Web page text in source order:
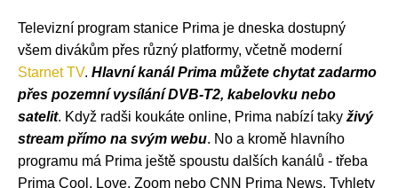
Televizní program stanice Prima je dneska dostupný
všem divákům přes různý platformy, včetně moderní
Starnet TV. Hlavní kanál Prima můžete chytat zadarmo
přes pozemní vysílání DVB-T2, kabelovku nebo
satelit. Když radši koukáte online, Prima nabízí taky živý
stream přímo na svým webu. No a kromě hlavního
programu má Prima ještě spoustu dalších kanálů - třeba
Prima Cool, Love, Zoom nebo CNN Prima News. Tyhlety